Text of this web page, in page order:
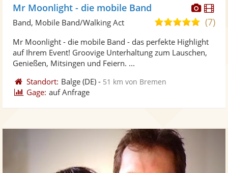
Fotos
Mr Moonlight - die mobile Band
5,0
5
Sternen
(7)
Band, Mobile Band/Walking Act
Mr Moonlight - die mobile Band - das perfekte Highlight
auf Ihrem Event! Groovige Unterhaltung zum Lauschen,
Genießen, Mitsingen und Feiern. ...
Standort: Balge (DE) - 51 km von Bremen
Gage: auf Anfrage